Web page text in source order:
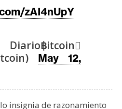
zAI4nUpY
฿itcoin
May 12,
insignia de razonamiento